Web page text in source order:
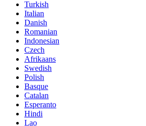
Turkish
Italian
Danish
Romanian
Indonesian
Czech
Afrikaans
Swedish
Polish
Basque
Catalan
Esperanto
Hindi
Lao